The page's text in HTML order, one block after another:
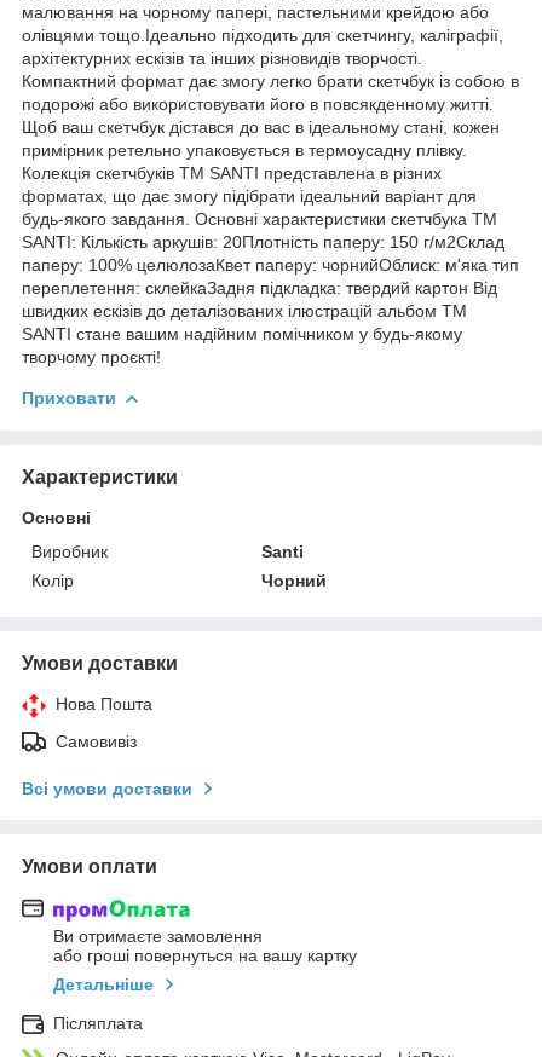
малювання на чорному папері, пастельними крейдою або
олівцями тощо.Ідеально підходить для скетчингу, каліграфії,
архітектурних ескізів та інших різновидів творчості.
Компактний формат дає змогу легко брати скетчбук із собою в
подорожі або використовувати його в повсякденному житті.
Щоб ваш скетчбук дістався до вас в ідеальному стані, кожен
примірник ретельно упаковується в термоусадну плівку.
Колекція скетчбуків ТМ SANTI представлена в різних
форматах, що дає змогу підібрати ідеальний варіант для
будь-якого завдання. Основні характеристики скетчбука ТМ
SANTI: Кількість аркушів: 20Плотність паперу: 150 г/м2Склад
паперу: 100% целюлозаКвет паперу: чорнийОблиск: м'яка тип
переплетення: склейкаЗадня підкладка: твердий картон Від
швидких ескізів до деталізованих ілюстрацій альбом ТМ
SANTI стане вашим надійним помічником у будь-якому
творчому проєкті!
Приховати
Характеристики
Основні
Виробник
Santi
Колір
Чорний
Умови доставки
Нова Пошта
Самовивіз
Всі умови доставки
Умови оплати
Ви отримаєте замовлення
або гроші повернуться на вашу картку
Детальніше
Післяплата